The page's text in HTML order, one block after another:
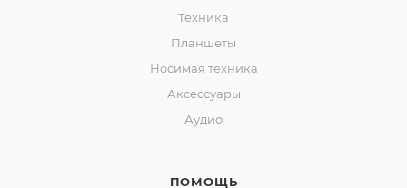
Техника
Планшеты
Носимая техника
Аксессуары
Аудио
ПОМОЩЬ